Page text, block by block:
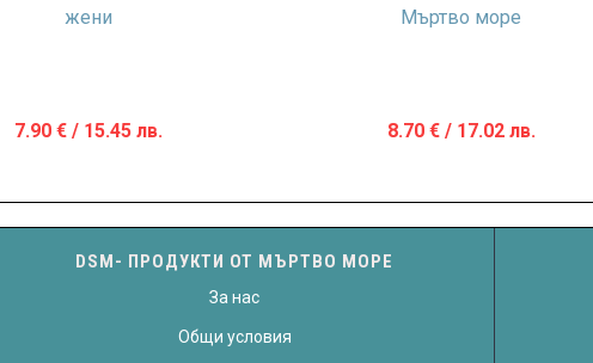
жени
7.90 €/ 15.45 лв.
Мъртво море
8.70 €/ 17.02 лв.
DSM- ПРОДУКТИ ОТ МЪРТВО МОРЕ
За нас
Общи условия